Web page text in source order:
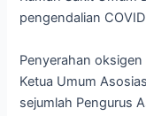
pengendalian
Penyerahan
Ketua Umum
sejumlah Pengurus